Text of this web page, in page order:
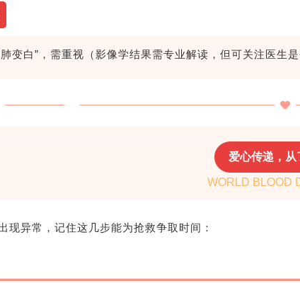
变白”，需重视（影像学结果需专业解读，但可关注医生是
爱心传递，从
WORLD BLOOD
现异常，记住这几步能为抢救争取时间：